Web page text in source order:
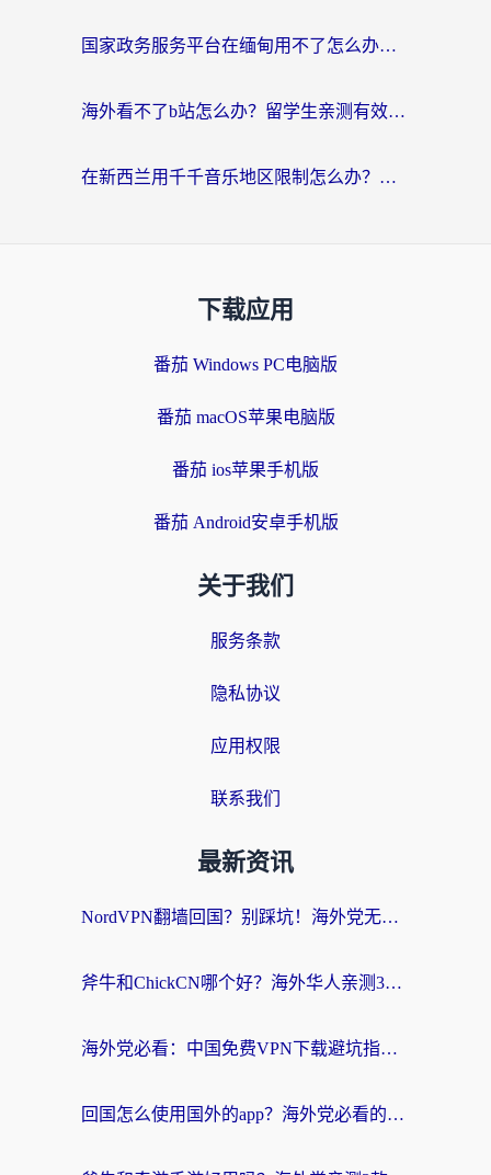
国家政务服务平台在缅甸用不了怎么办？海外华人必看的回国加速全攻略
海外看不了b站怎么办？留学生亲测有效的回国加速器选择攻略，解决豆瓣音乐、美团外卖难题
在新西兰用千千音乐地区限制怎么办？海外华人必备的回国加速解决方案
下载应用
番茄 Windows PC电脑版
番茄 macOS苹果电脑版
番茄 ios苹果手机版
番茄 Android安卓手机版
关于我们
服务条款
隐私协议
应用权限
联系我们
最新资讯
NordVPN翻墙回国？别踩坑！海外党无缝访问国内资源的真实指南
斧牛和ChickCN哪个好？海外华人亲测3款回国加速器+免费试用攻略
海外党必看：中国免费VPN下载避坑指南 + 无缝访问国内资源的终极方案
回国怎么使用国外的app？海外党必看的无缝访问国内资源全攻略